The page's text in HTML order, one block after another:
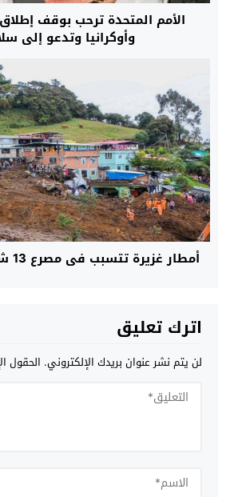
الأمم المتحدة ترحب بوقف
وأوكرانيا وتدعو إلى
أمطار غزيرة تتسبب في مصرع 13 شخصا في كولومبيا
اترك تعليق
لن يتم نشر عنوان بريدك الإلكتروني. الحقول